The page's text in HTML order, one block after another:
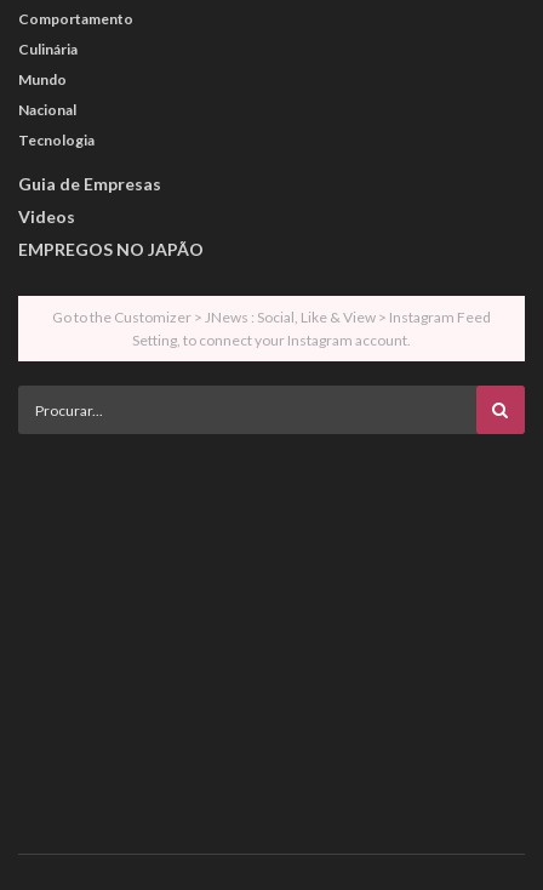
Comportamento
Culinária
Mundo
Nacional
Tecnologia
Guia de Empresas
Videos
EMPREGOS NO JAPÃO
Go to the Customizer > JNews : Social, Like & View > Instagram Feed
Setting, to connect your Instagram account.